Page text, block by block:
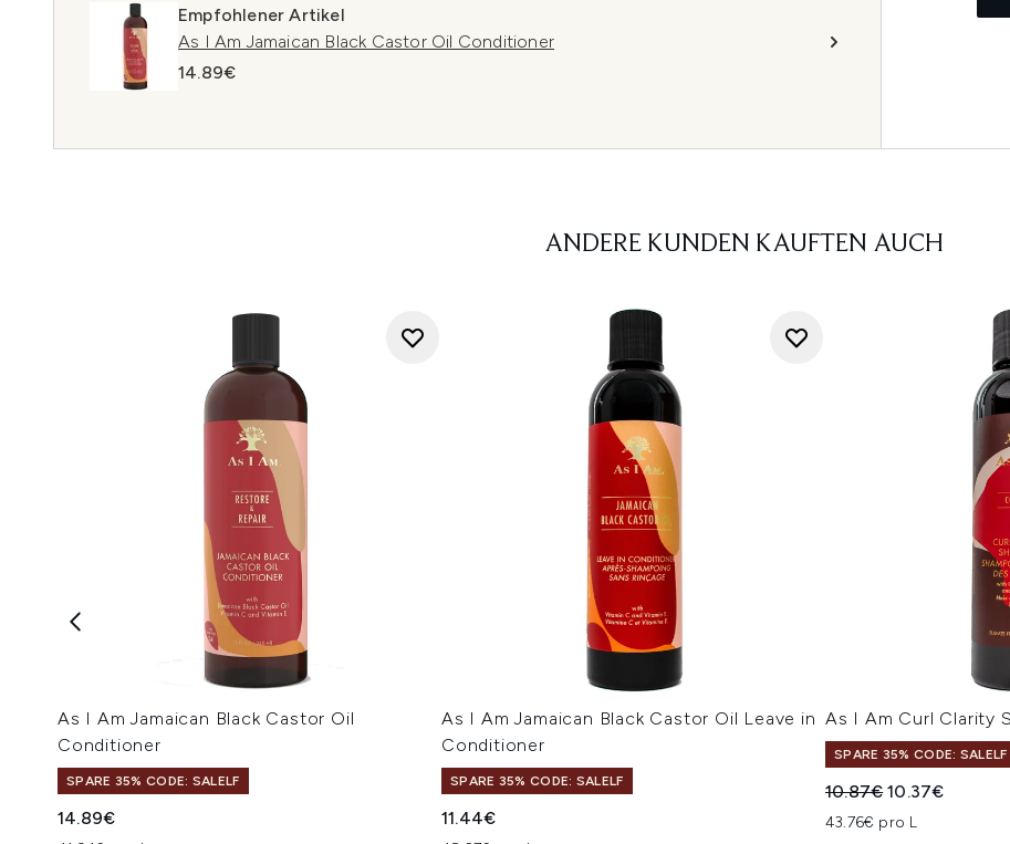
Empfohlener Artikel
As I Am Jamaican Black Castor Oil Conditioner
14.89€
ANDERE KUNDEN KAUFTEN AUCH
As I Am Jamaican Black Castor Oil
Conditioner
SPARE 35% CODE: SALELF
14.89€
As I Am Jamaican Black Castor Oil Leave in
Conditioner
SPARE 35% CODE: SALELF
11.44€
As I Am Curl Clarity
SPARE 35% CODE: SALELF
Unverbindliche
10.87€Aktueller Preis:
10.37€
43.76€ pro L